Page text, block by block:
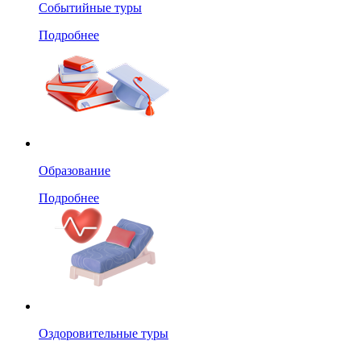
Событийные туры
Подробнее
Образование
Подробнее
Оздоровительные туры